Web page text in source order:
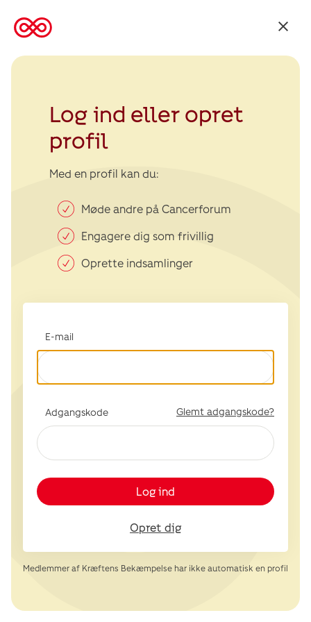
Tilbage
Kræftens
Log ind eller opret
profil
Med en profil kan du:
Møde andre på Cancerforum
Engagere dig som frivillig
Oprette indsamlinger
E-mail
Adgangskode Glemt adgangskode?
Log ind
Opret dig
Medlemmer af Kræftens Bekæmpelse har ikke automatisk en profil